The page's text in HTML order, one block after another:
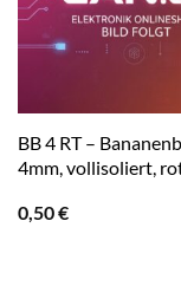
BB 4 RT –
4mm, vollisoliert,
0,50€